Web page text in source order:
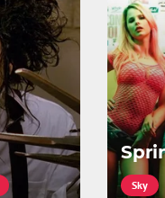
Sky